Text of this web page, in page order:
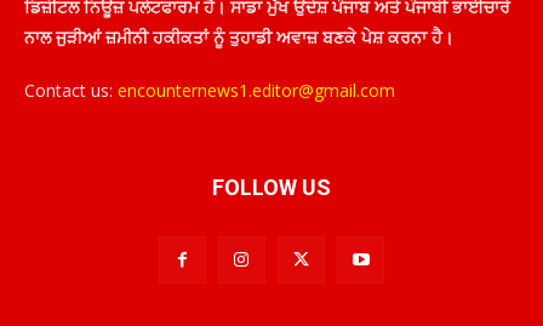
ਡਿਜ਼ੀਟਲ ਨਿਊਜ਼ ਪਲੇਟਫਾਰਮ ਹੈ। ਸਾਡਾ ਮੁੱਖ ਉਦੇਸ਼ ਪੰਜਾਬ ਅਤੇ ਪੰਜਾਬੀ ਭਾਈਚਾਰੇ
ਨਾਲ ਜੁੜੀਆਂ ਜ਼ਮੀਨੀ ਹਕੀਕਤਾਂ ਨੂੰ ਤੁਹਾਡੀ ਅਵਾਜ਼ ਬਣਕੇ ਪੇਸ਼ ਕਰਨਾ ਹੈ।
Contact us: encounternews1.editor@gmail.com
FOLLOW US